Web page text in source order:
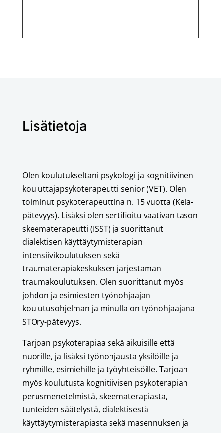
Lisätietoja
Olen koulutukseltani psykologi ja kognitiivinen
kouluttajapsykoterapeutti senior (VET). Olen
toiminut psykoterapeuttina n. 15 vuotta (Kela-
pätevyys). Lisäksi olen sertifioitu vaativan tason
skeematerapeutti (ISST) ja suorittanut
dialektisen käyttäytymisterapian
intensiivikoulutuksen sekä
traumaterapiakeskuksen järjestämän
traumakoulutuksen. Olen suorittanut myös
johdon ja esimiesten työnohjaajan
koulutusohjelman ja minulla on työnohjaajana
STOry-pätevyys.
Tarjoan psykoterapiaa sekä aikuisille että
nuorille, ja lisäksi työnohjausta yksilöille ja
ryhmille, esimiehille ja työyhteisöille. Tarjoan
myös koulutusta kognitiivisen psykoterapian
perusmenetelmistä, skeematerapiasta,
tunteiden säätelystä, dialektisestä
käyttäytymisterapiasta sekä masennuksen ja